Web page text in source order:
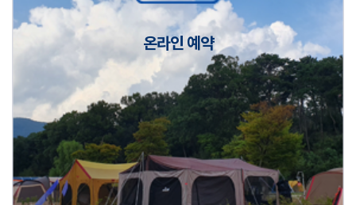
2026년 5월 캠핑장 안점 점검의 날 변경 안내
캠핑장(9월1일~6일) 미운영 공지
2026년 5월 캠핑장 안점 점검의 날 변경 안내
온라인 예약